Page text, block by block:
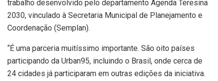
trabalho desenvolvido pelo departamento Agenda Teresina
2030, vinculado à Secretaria Municipal de Planejamento e
Coordenação (Semplan).
“É uma parceria muitíssimo importante. São oito países
participando da Urban95, incluindo o Brasil, onde cerca de
24 cidades já participaram em outras edições da iniciativa.